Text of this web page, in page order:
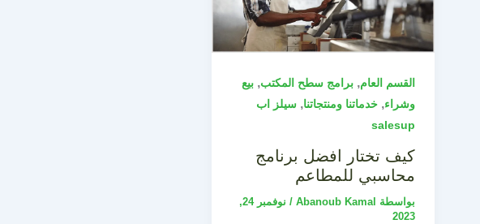
القسم العام, برامج سطح المكتب, بيع
وشراء, خدماتنا ومنتجاتنا, سيلز اب
salesup
كيف تختار افضل برنامج
محاسبي للمطاعم
بواسطة Abanoub Kamal
/
نوفمبر 24,
2023